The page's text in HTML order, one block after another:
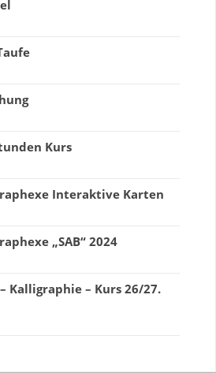
Kurs
Interaktive Karten
„SAB“ 2024
Kalligraphie – Kurs 26/27.